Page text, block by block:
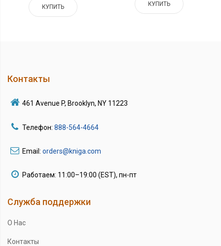
КУПИТЬ КУПИТЬ
Контакты
461 Avenue P, Brooklyn, NY 11223
Телефон: 888-564-4664
Email: orders@kniga.com
Работаем: 11:00–19:00 (EST), пн-пт
Служба поддержки
О Нас
Контакты